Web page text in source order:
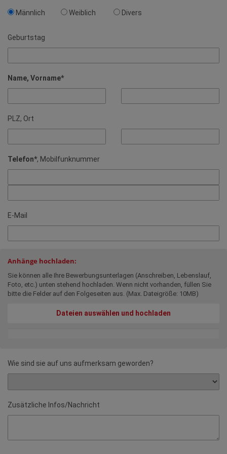
Männlich Weiblich Divers
Geburtstag
Name, Vorname*
PLZ, Ort
Telefon*, Mobilfunknummer
E-Mail
Anhänge hochladen:
Sie können alle Ihre Bewerbungsunterlagen (Anschreiben, Lebenslauf,
Foto, etc.) unten stehend hochladen. Wenn nicht vorhanden, füllen Sie
bitte die Felder auf den Folgeseiten aus. (Max. Dateigröße: 10MB)
Dateien auswählen und hochladen
Wie sind sie auf uns aufmerksam geworden?
Zusätzliche Infos/Nachricht